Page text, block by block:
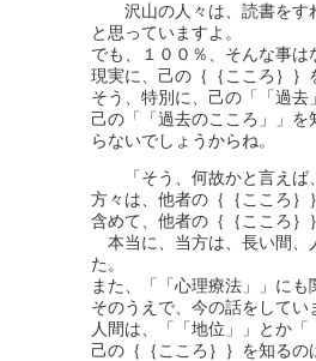
沢山の人々は、読書をす
と思っていますよ。
でも、１００％、そんな事は
現実に、己の｛｛こころ｝
そう、特別に、己の「「過
己の「「過去のこころ」」
らないでしょうからね。
「そう、何故かと言えば
方々は、他者の｛｛こころ
含めて、他者の｛｛こころ
本当に、当方は、長い間、
た。
また、「「心理療法」」に
そのうえで、今の話をしてい
人間は、「「地位」」とか
己の｛｛こころ｝｝を知るの